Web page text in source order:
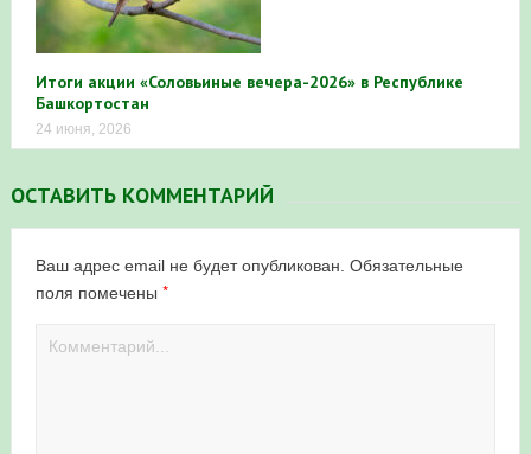
Итоги акции «Соловьиные вечера-2026» в Республике
Башкортостан
24 июня, 2026
ОСТАВИТЬ КОММЕНТАРИЙ
Ваш адрес email не будет опубликован. Обязательные
поля помечены *